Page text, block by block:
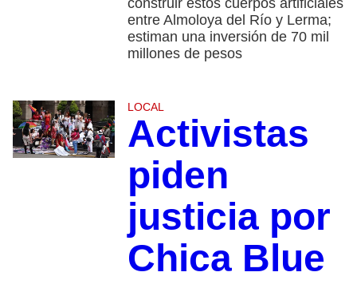
construir estos cuerpos artificiales
entre Almoloya del Río y Lerma;
estiman una inversión de 70 mil
millones de pesos
LOCAL
Activistas
piden
justicia por
Chica Blue